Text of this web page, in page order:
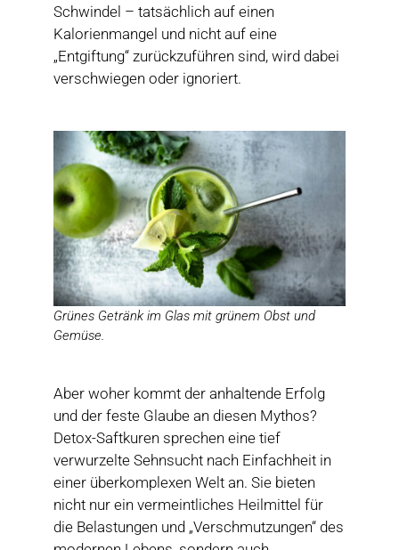
Schwindel – tatsächlich auf einen
Kalorienmangel und nicht auf eine
„Entgiftung“ zurückzuführen sind, wird dabei
verschwiegen oder ignoriert.
Grünes Getränk im Glas mit grünem Obst und
Gemüse.
Aber woher kommt der anhaltende Erfolg
und der feste Glaube an diesen Mythos?
Detox-Saftkuren sprechen eine tief
verwurzelte Sehnsucht nach Einfachheit in
einer überkomplexen Welt an. Sie bieten
nicht nur ein vermeintliches Heilmittel für
die Belastungen und „Verschmutzungen“ des